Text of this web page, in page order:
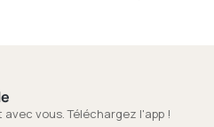
vous. Téléchargez l'app !